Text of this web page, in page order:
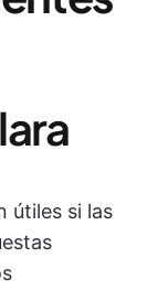
útiles si las